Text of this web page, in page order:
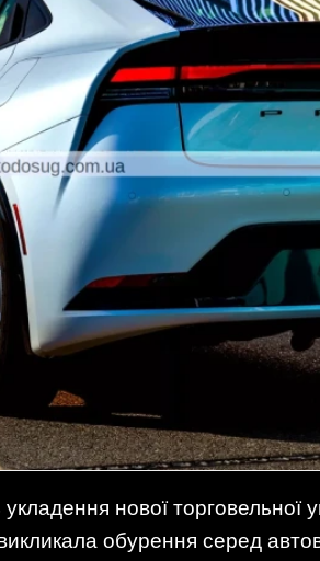
укладення нової
обурення серед